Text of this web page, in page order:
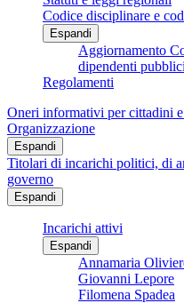
Codice disciplinare e
Espandi
Aggiornamento
dipendenti pubblici
Regolamenti
Oneri informativi per cittadini
Organizzazione
Espandi
Titolari di incarichi politici, di
governo
Espandi
Incarichi attivi
Espandi
Annamaria
Giovanni Lepore
Filomena Spadea